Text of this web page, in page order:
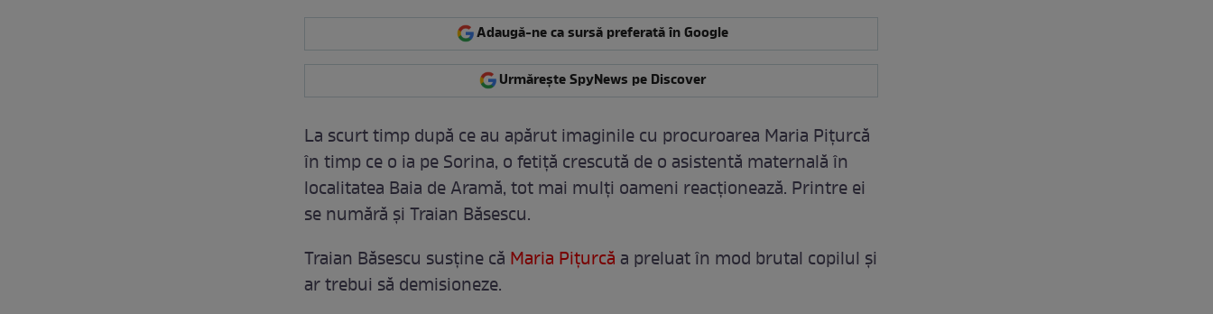
Adaugă-ne ca sursă preferată în Google
Urmărește SpyNews pe Discover
La scurt timp după ce au apărut imaginile cu procuroarea Maria Piţurcă
în timp ce o ia pe Sorina, o fetiţă crescută de o asistentă maternală în
localitatea Baia de Aramă, tot mai mulţi oameni reacţionează. Printre ei
se numără şi Traian Băsescu.
Traian Băsescu susţine că Maria Piţurcă a preluat în mod brutal copilul şi
ar trebui să demisioneze.